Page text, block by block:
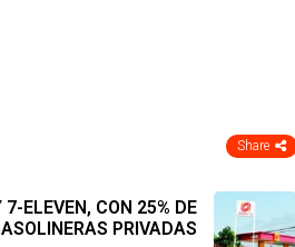
Share
7-ELEVEN, CON 25% DE
PRIVADAS